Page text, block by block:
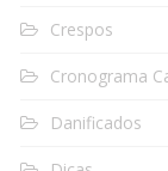
Crespos
Cronograma
Danificados